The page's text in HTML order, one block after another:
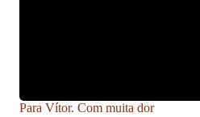
Para Vítor. Com muita dor